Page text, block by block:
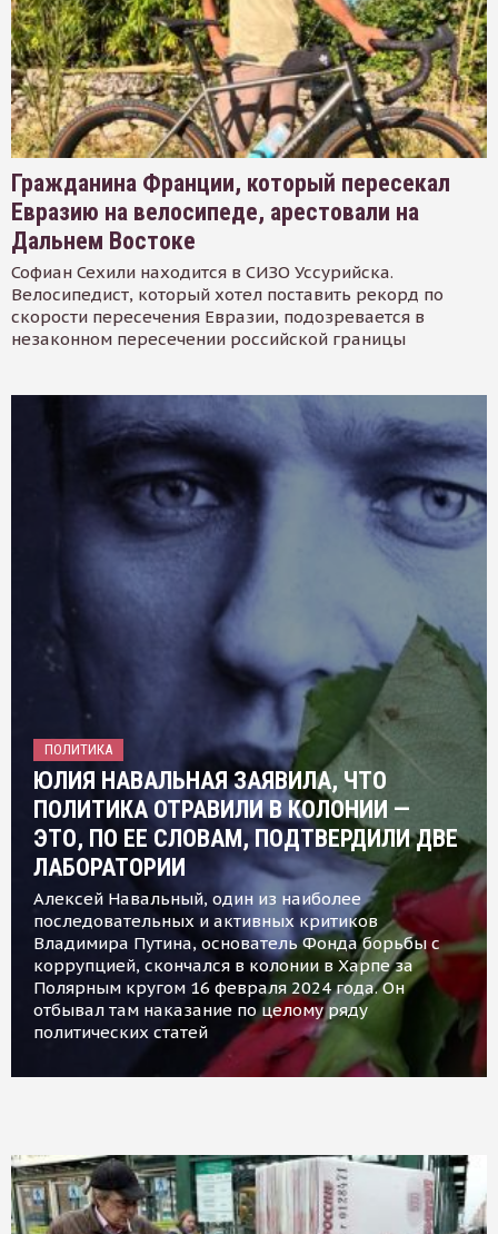
Гражданина Франции, который пересекал
Евразию на велосипеде, арестовали на
Дальнем Востоке
Софиан Сехили находится в СИЗО Уссурийска.
Велосипедист, который хотел поставить рекорд по
скорости пересечения Евразии, подозревается в
незаконном пересечении российской границы
ПОЛИТИКА
ЮЛИЯ НАВАЛЬНАЯ ЗАЯВИЛА, ЧТО
ПОЛИТИКА ОТРАВИЛИ В КОЛОНИИ —
ЭТО, ПО ЕЕ СЛОВАМ, ПОДТВЕРДИЛИ ДВЕ
ЛАБОРАТОРИИ
Алексей Навальный, один из наиболее
последовательных и активных критиков
Владимира Путина, основатель Фонда борьбы с
коррупцией, скончался в колонии в Харпе за
Полярным кругом 16 февраля 2024 года. Он
отбывал там наказание по целому ряду
политических статей